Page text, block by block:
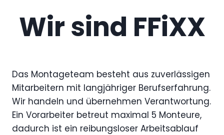
Wir sind FFiXX
Das Montageteam besteht aus zuverlässigen
Mitarbeitern mit langjähriger Berufserfahrung.
Wir handeln und übernehmen Verantwortung.
Ein Vorarbeiter betreut maximal 5 Monteure,
dadurch ist ein reibungsloser Arbeitsablauf